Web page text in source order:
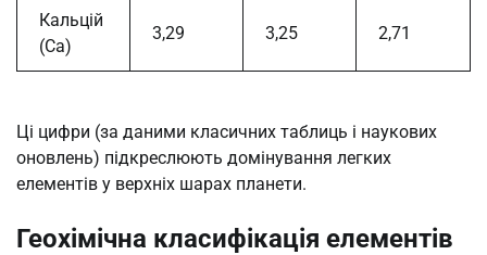
Кальцій
(Ca)
3,29 3,25 2,71
Ці цифри (за даними класичних таблиць і наукових
оновлень) підкреслюють домінування легких
елементів у верхніх шарах планети.
Геохімічна класифікація елементів